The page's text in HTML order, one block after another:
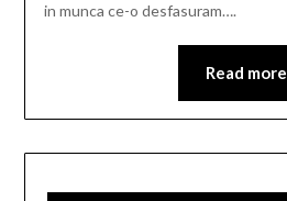
in munca ce-o desfasuram….
Read more